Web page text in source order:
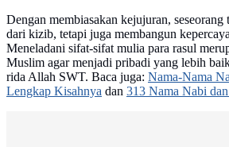
Dengan membiasakan kejujuran, seseorang
dari kizib, tetapi juga membangun
Meneladani sifat-sifat mulia para rasul
Muslim agar menjadi pribadi yang lebih
rida Allah SWT. Baca juga: Nama-Nama
Lengkap Kisahnya dan 313 Nama Nabi